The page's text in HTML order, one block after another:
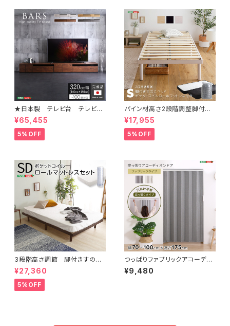
★日本製 テレビ台 テレビボ
ード 320cm幅 【BARS-バ
ース-】 SH-24-BR320
¥65,455
5%OFF
パイン材高さ2段階調整脚付き
すのこベッド ポケットコイルマッ
トレスセット(シングル) ASP-S
RM-S
¥17,955
5%OFF
3段階高さ調節 脚付きすのこ
ベッド(セミダブル) 【Lilitta-リリ
ッタ-】(ポケットコイルロールマッ
トレス付き) セミダブル
¥27,360
5%OFF
つっぱりファブリックアコーディ
オンドア 100×175cm SH-1
6-TFAD
¥9,480